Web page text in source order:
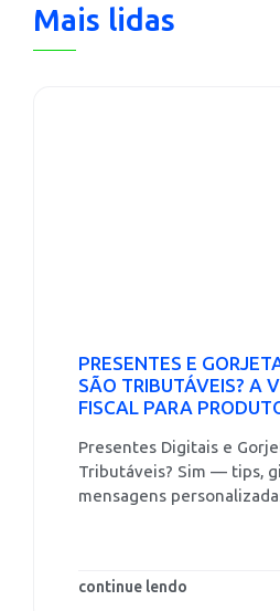
Mais lidas
PRESENTES E
SÃO TRIBUTÁVEIS? A
FISCAL PARA
Presentes Digitais e
Tributáveis? Sim — tips,
mensagens
continue lendo